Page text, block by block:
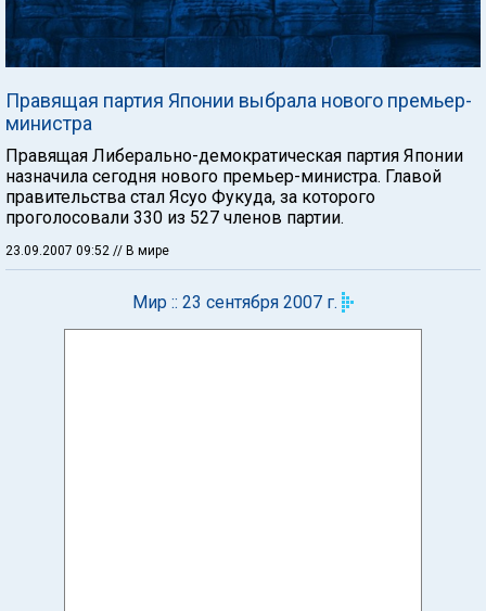
Правящая партия Японии выбрала нового премьер-
министра
Правящая Либерально-демократическая партия Японии
назначила сегодня нового премьер-министра. Главой
правительства стал Ясуо Фукуда, за которого
проголосовали 330 из 527 членов партии.
23.09.2007 09:52 // В мире
Мир :: 23 сентября 2007 г.